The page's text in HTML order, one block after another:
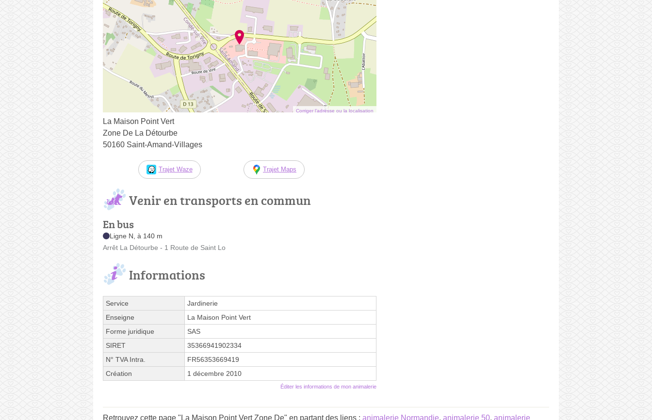
Corriger l’adresse ou la localisation
La Maison Point Vert
Zone De La Détourbe
50160 Saint-Amand-Villages
Trajet Waze Trajet Maps
Venir en transports en commun
En bus
Ligne N, à 140 m
Arrêt La Détourbe - 1 Route de Saint Lo
Informations
Service
Jardinerie
Enseigne
La Maison Point Vert
Forme juridique
SAS
SIRET
35366941902334
N° TVA Intra.
FR56353669419
Création
1 décembre 2010
Éditer les informations de mon animalerie
Retrouvez cette page "La Maison Point Vert Zone De" en partant des liens : animalerie Normandie, animalerie 50, animalerie